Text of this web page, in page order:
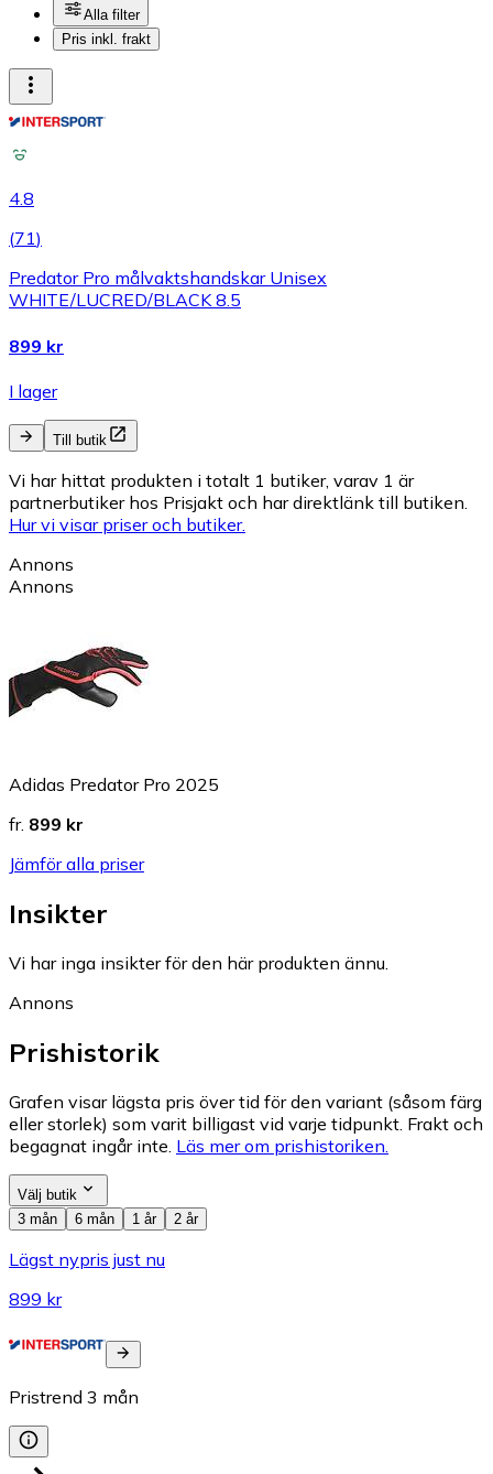
Alla filter
Pris inkl. frakt
4.8
(71)
Predator Pro målvaktshandskar Unisex
WHITE/LUCRED/BLACK 8.5
899 kr
I lager
Till butik
Vi har hittat produkten i totalt 1 butiker, varav 1 är
partnerbutiker hos Prisjakt och har direktlänk till butiken.
Hur vi visar priser och butiker.
Annons
Annons
Adidas Predator Pro 2025
fr. 899 kr
Jämför alla priser
Insikter
Vi har inga insikter för den här produkten ännu.
Annons
Prishistorik
Grafen visar lägsta pris över tid för den variant (såsom färg
eller storlek) som varit billigast vid varje tidpunkt. Frakt och
begagnat ingår inte. Läs mer om prishistoriken.
Välj butik
3 mån
6 mån 1 år 2 år
Lägst nypris just nu
899 kr
Pristrend 3 mån